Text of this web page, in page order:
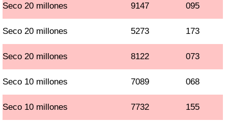
Seco 20 millones 9147 095
Seco 20 millones 5273 173
Seco 20 millones 8122 073
Seco 10 millones 7089 068
Seco 10 millones 7732 155